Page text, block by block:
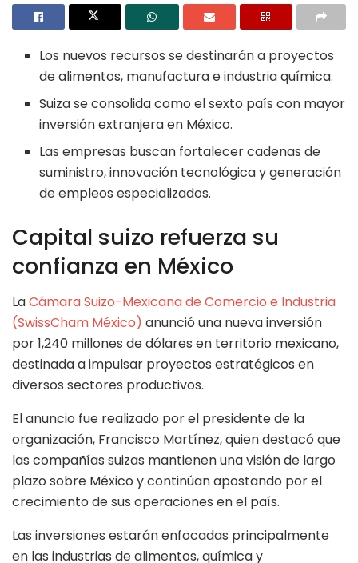
Los nuevos recursos se destinarán a proyectos
de alimentos, manufactura e industria química.
Suiza se consolida como el sexto país con mayor
inversión extranjera en México.
Las empresas buscan fortalecer cadenas de
suministro, innovación tecnológica y generación
de empleos especializados.
Capital suizo refuerza su
confianza en México
LaCámara Suizo-Mexicana de Comercio e Industria
(SwissCham México) anunció una nueva inversión
por 1,240 millones de dólares en territorio mexicano,
destinada a impulsar proyectos estratégicos en
diversos sectores productivos.
El anuncio fue realizado por el presidente de la
organización, Francisco Martínez, quien destacó que
las compañías suizas mantienen una visión de largo
plazo sobre México y continúan apostando por el
crecimiento de sus operaciones en el país.
Las inversiones estarán enfocadas principalmente
en las industrias de alimentos, química y